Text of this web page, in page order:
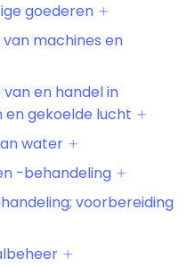
goederen
machines en
en handel in
gekoelde lucht
water
-behandeling
voorbereiding